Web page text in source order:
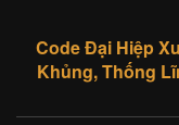
Code Đại Hiệp
Khủng, Thống